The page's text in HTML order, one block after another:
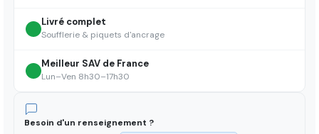
Livré complet
Soufflerie & piquets d'ancrage
Meilleur SAV de France
Lun–Ven 8h30–17h30
Besoin d'un renseignement ?